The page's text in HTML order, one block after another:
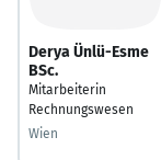
Derya Ünlü-Esme
BSc.
Mitarbeiterin
Rechnungswesen
Wien